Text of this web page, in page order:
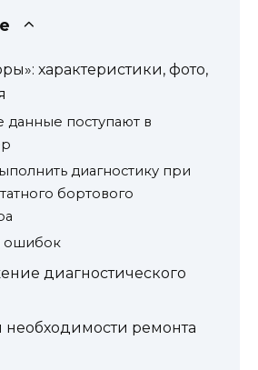
характеристики, фото,
данные поступают в
диагностику при
бортового
ошибок
диагностического
необходимости ремонта